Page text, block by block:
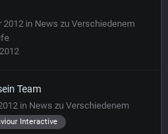
2012 in News zu Verschiedenem
Team
in News zu Verschiedenem
Interactive